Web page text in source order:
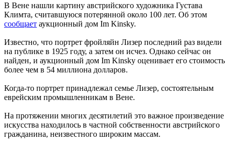
В Вене нашли картину австрийского художника Густава
Климта, считавшуюся потерянной около 100 лет. Об этом
сообщает аукционный дом Im Kinsky.
Известно, что портрет фройляйн Лизер последний раз видели
на публике в 1925 году, а затем он исчез. Однако сейчас он
найден, и аукционный дом Im Kinsky оценивает его стоимость
более чем в 54 миллиона долларов.
Когда-то портрет принадлежал семье Лизер, состоятельным
еврейским промышленникам в Вене.
На протяжении многих десятилетий это важное произведение
искусства находилось в частной собственности австрийского
гражданина, неизвестного широким массам.